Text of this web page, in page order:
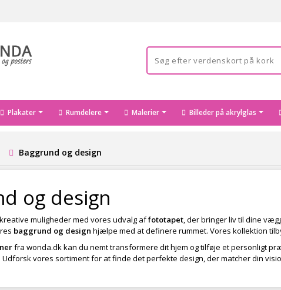
Plakater Rumdelere Malerier Billeder på akrylglas
Baggrund og design
og design
muligheder med vores udvalg affototapet, der bringer liv til dine
baggrund og design hjælpe med at definere rummet. Vores kollektion
fra wonda.dk kan du nemt transformere dit hjem og tilføje et personligt
vores sortiment for at finde det perfekte design, der matcher din